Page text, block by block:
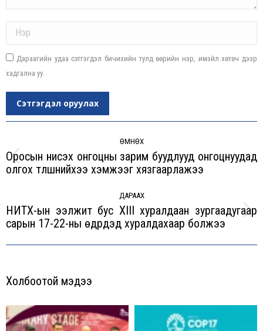
Дараагийн удаа сэтгэгдэл бичихийн тулд өөрийн нэр, имэйл хөтөч дээр
хадгална уу.
Сэтгэгдэл оруулах
ӨМНӨХ
Previous
Оросын нисэх онгоцны зарим буудлууд онгоцнуудад
олгох түлшнийхээ хэмжээг хязгаарлажээ
ДАРААХ
Next
post:
НИТХ-ын ээлжит бус XIII хуралдаан зургаадугаар
сарын 17-22-ны өдрүүдэд хуралдахаар болжээ
Холбоотой мэдээ